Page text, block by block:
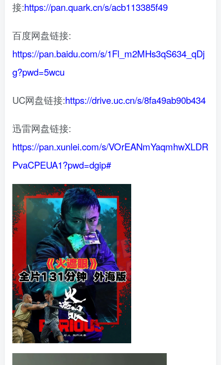
接:https://pan.quark.cn/s/acb113385f49
百度网盘链接:
https://pan.baidu.com/s/1Fl_m2MHs3qS634_qDj
g?pwd=5wcu
UC网盘链接:https://drive.uc.cn/s/8fa49ab90b434
迅雷网盘链接:
https://pan.xunlei.com/s/VOrEANmYaqmhwXLDR
PvaCPEUA1?pwd=dgip#